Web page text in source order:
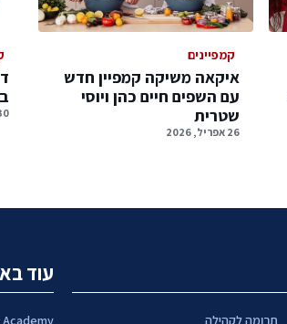
קמפיינים
איקאה משיקה קמפיין חדש
עם השפים חיים כהן ויוסי
שטרית
26 אפריל, 2026
30
תרומה לקהילה
עוד